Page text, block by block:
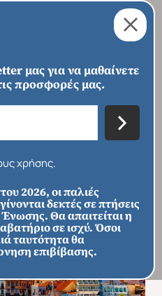
μας για να μαθαίνετε
προσφορές μας.
χρήσης.
2026, οι παλιές
δεκτές σε πτήσεις
Θα απαιτείται η
σε ισχύ. Όσοι
ταυτότητα θα
επιβίβασης.
› ΕΥΡΏΠΗ › ΕΛΛΆΔΑ